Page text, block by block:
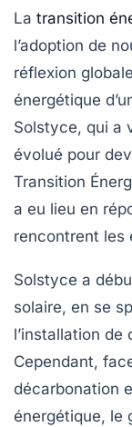
La transition
l’adoption de
réflexion
énergétique
Solstyce, qui a
évolué pour
Transition
a eu lieu en
rencontrent les
Solstyce a
solaire, en se
l’installation de
Cependant,
décarbonation
énergétique, le